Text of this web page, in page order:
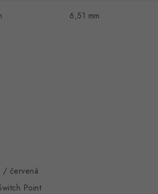
6,51 mm
/ červená
Point